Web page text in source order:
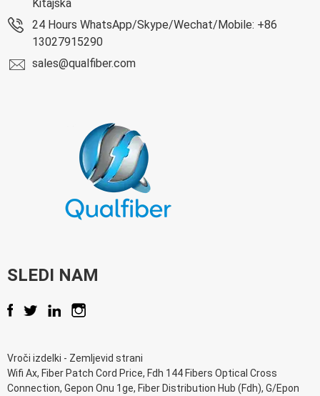
Kitajska
24 Hours WhatsApp/Skype/Wechat/Mobile: +86
13027915290
sales@qualfiber.com
SLEDI NAM
Vroči izdelki - Zemljevid strani
Wifi Ax, Fiber Patch Cord Price, Fdh 144 Fibers Optical Cross
Connection, Gepon Onu 1ge, Fiber Distribution Hub (Fdh), G/Epon